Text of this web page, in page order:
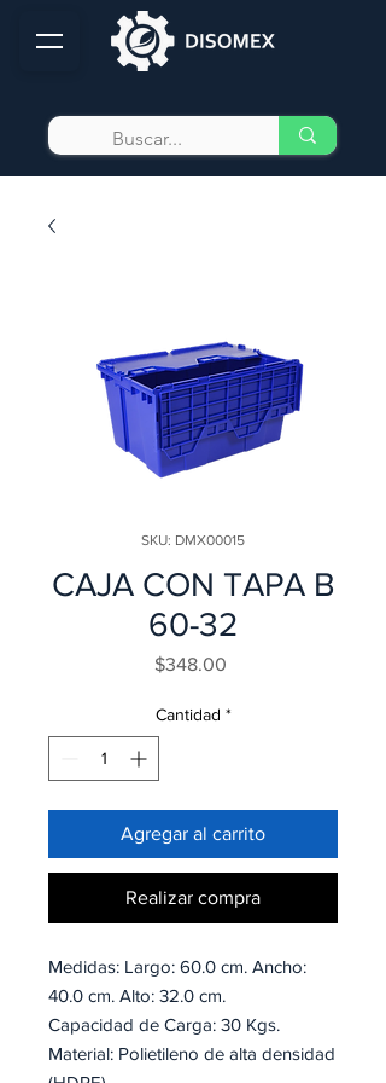
SKU: DMX00015
CAJA CON TAPA B
60-32
$348.00Precio
Cantidad *
Agregar al carrito
Realizar compra
Medidas: Largo: 60.0 cm. Ancho:
40.0 cm. Alto: 32.0 cm.
Capacidad de Carga: 30 Kgs.
Material: Polietileno de alta densidad